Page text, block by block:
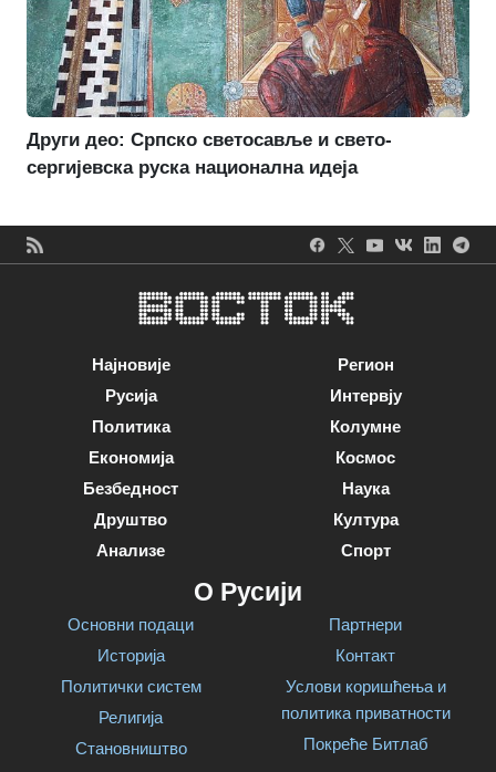
Други део: Српско светосавље и свето-
сергијевска руска национална идеја
Најновије
Русија
Политика
Економија
Безбедност
Друштво
Анализе
Регион
Интервју
Колумне
Космос
Наука
Култура
Спорт
О Русији
Основни подаци
Историја
Политички систем
Религија
Становништво
Партнери
Контакт
Услови коришћења и
политика приватности
Покреће Битлаб